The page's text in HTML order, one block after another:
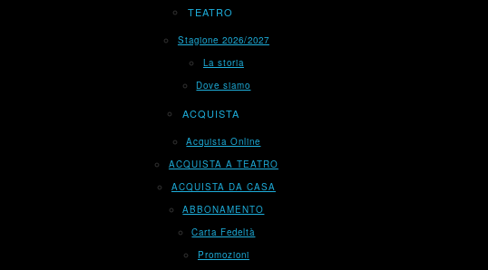
TEATRO
Stagione 2026/2027
La storia
Dove siamo
ACQUISTA
Acquista Online
ACQUISTA A TEATRO
ACQUISTA DA CASA
ABBONAMENTO
Carta Fedeltà
Promozioni